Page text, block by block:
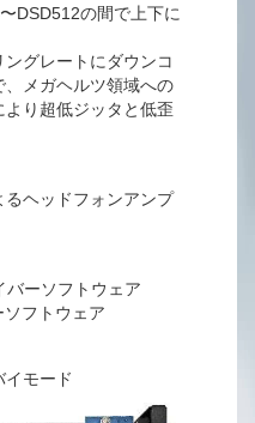
DSD512の間で上下に
グレートにダウンコ
、メガヘルツ領域への
り超低ジッタと低歪
ヘッドフォンアンプ
バーソフトウェア
フトウェア
モード